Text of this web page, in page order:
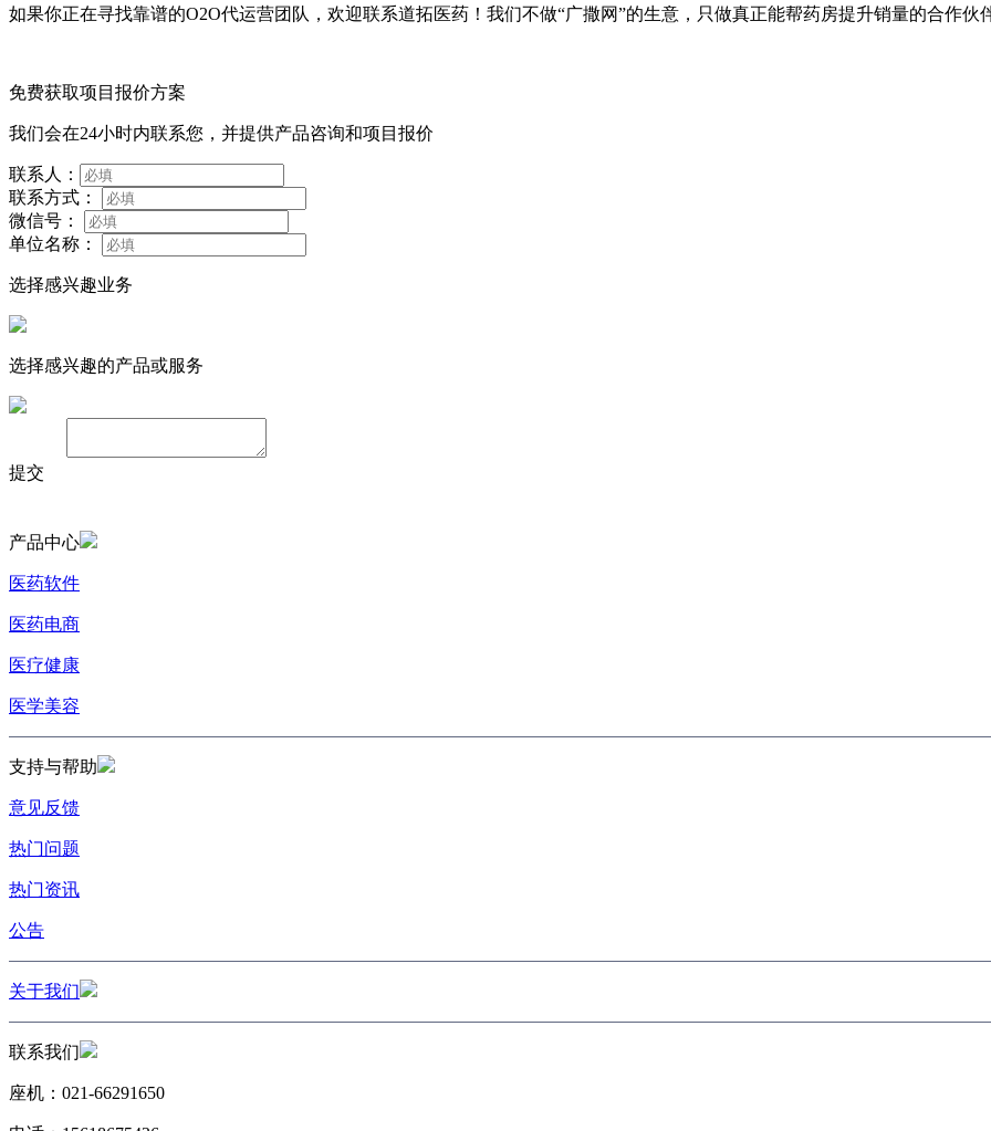
如果你正在寻找靠谱的O2O代运营团队，欢迎联系道拓医药！我们不做“广撒网”的生意，只做真正能帮药房提升销量的合作伙
免费获取项目报价方案
我们会在24小时内联系您，并提供产品咨询和项目报价
联系人：
联系方式：
微信号：
单位名称：
选择感兴趣业务
选择感兴趣的产品或服务
提交
产品中心
医药软件
医药电商
医疗健康
医学美容
支持与帮助
意见反馈
热门问题
热门资讯
公告
关于我们
联系我们
座机：021-66291650